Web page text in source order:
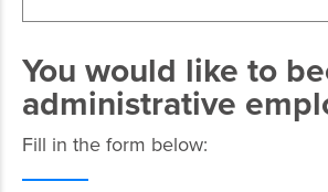
You would like to
administrative
Fill in the form below: